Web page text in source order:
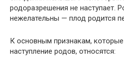
родоразрешения не наступает.
нежелательны — плод родится
К основным признакам,
наступление родов, относятся: